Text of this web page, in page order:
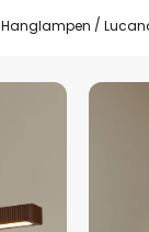
Hanglampen